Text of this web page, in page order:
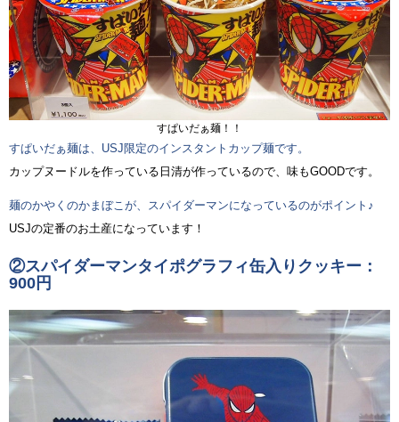
すぱいだぁ麺！！
すぱいだぁ麺は、USJ限定のインスタントカップ麺です。
カップヌードルを作っている日清が作っているので、味もGOODです。
麺のかやくのかまぼこが、スパイダーマンになっているのがポイント♪
USJの定番のお土産になっています！
②スパイダーマンタイポグラフィ缶入りクッキー：
900円